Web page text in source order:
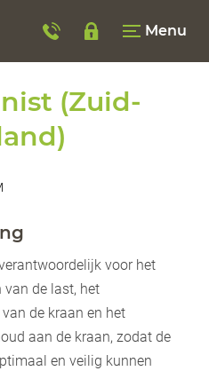
Menu
(Zuid-
voor het
de last, het
de kraan en het
aan de kraan, zodat de
en veilig kunnen